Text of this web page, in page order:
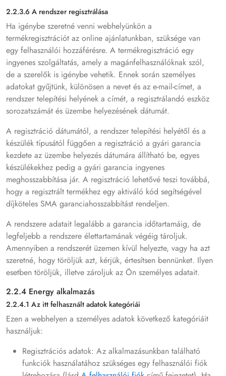
2.2.3.6 A rendszer regisztrálása
Ha igénybe szeretné venni webhelyünkön a
termékregisztrációt az online ajánlatunkban, szüksége van
egy felhasználói hozzáférésre. A termékregisztráció egy
ingyenes szolgáltatás, amely a magánfelhasználóknak szól,
de a szerelők is igénybe vehetik. Ennek során személyes
adatokat gyűjtünk, különösen a nevet és az e-mail-címet, a
rendszer telepítési helyének a címét, a regisztrálandó eszköz
sorozatszámát és üzembe helyezésének dátumát.
A regisztráció dátumától, a rendszer telepítési helyétől és a
készülék típusától függően a regisztráció a gyári garancia
kezdete az üzembe helyezés dátumára állítható be, egyes
készülékekhez pedig a gyári garancia ingyenes
meghosszabbítása jár. A regisztráció lehetővé teszi továbbá,
hogy a regisztrált termékhez egy aktiváló kód segítségével
díjköteles SMA garanciahosszabbítást rendeljen.
A rendszere adatait legalább a garancia időtartamáig, de
legfeljebb a rendszere élettartamának végéig tároljuk.
Amennyiben a rendszerét üzemen kívül helyezte, vagy ha azt
szeretné, hogy töröljük azt, kérjük, értesítsen bennünket. Ilyen
esetben töröljük, illetve zároljuk az Ön személyes adatait.
2.2.4 Energy alkalmazás
2.2.4.1 Az itt felhasznált adatok kategóriái
Ezen a webhelyen a személyes adatok következő kategóriáit
használjuk:
Regisztrációs adatok: Az alkalmazásunkban található
funkciók használatához szükséges egy felhasználói fiók